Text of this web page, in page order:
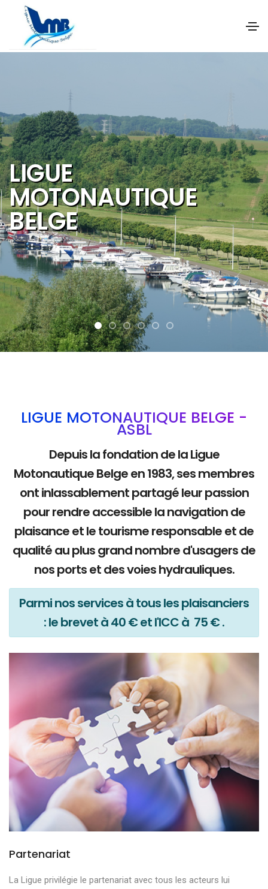
NOS OBJECTIFS SONT
DE PROMOUVOIR ET DE
DEVELOPPER :
Les activités et
sports nautiques
Le tourisme de
qualité
La mobilité douce
LIGUE MOTONAUTIQUE BELGE -
ASBL
Depuis la fondation de la Ligue
Motonautique Belge en 1983, ses membres
ont inlassablement partagé leur passion
pour rendre accessible la navigation de
plaisance et le tourisme responsable et de
qualité au plus grand nombre d'usagers de
nos ports et des voies hydrauliques.
Parmi nos services à tous les plaisanciers
: le brevet à 40 € et l'ICC à 75 € .
Partenariat
La Ligue privilégie le partenariat avec tous les acteurs lui